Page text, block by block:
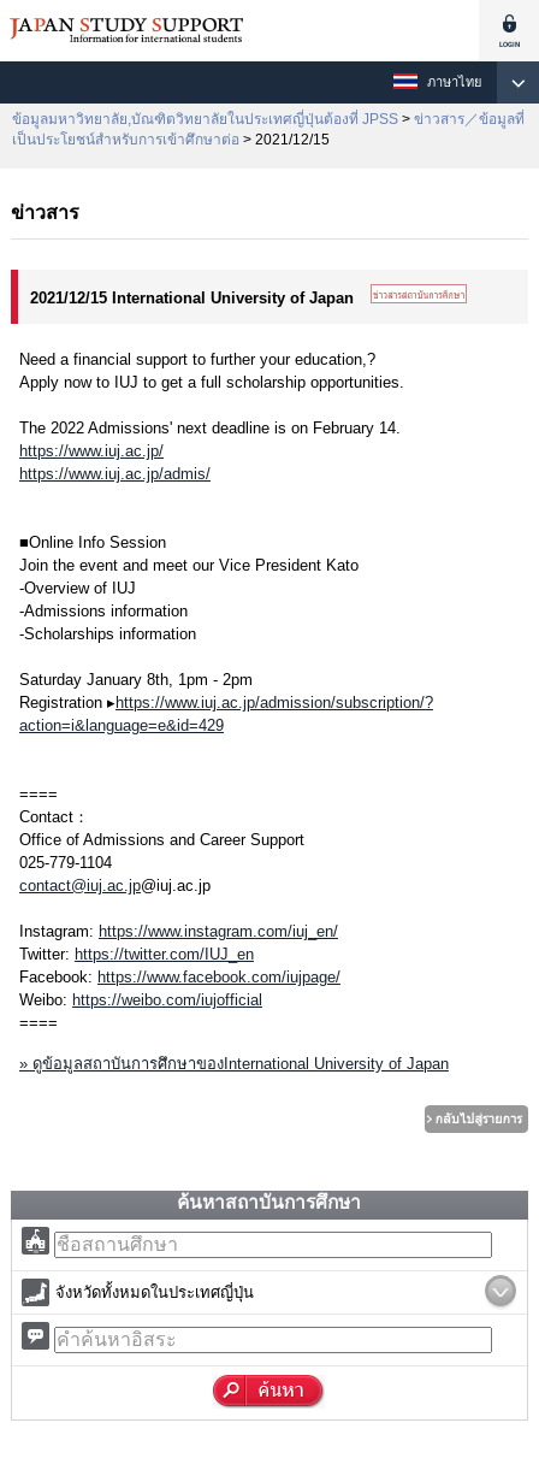
ภาษาไทย
ข้อมูลมหาวิทยาลัย,บัณฑิตวิทยาลัยในประเทศญี่ปุ่นต้องที่ JPSS > ข่าวสาร／ข้อมูลที่
เป็นประโยชน์สำหรับการเข้าศึกษาต่อ > 2021/12/15
ข่าวสาร
2021/12/15 International University of Japan
Need a financial support to further your education,?
Apply now to IUJ to get a full scholarship opportunities.
The 2022 Admissions' next deadline is on February 14.
https://www.iuj.ac.jp/
https://www.iuj.ac.jp/admis/
■Online Info Session
Join the event and meet our Vice President Kato
-Overview of IUJ
-Admissions information
-Scholarships information
Saturday January 8th, 1pm - 2pm
Registration ▸https://www.iuj.ac.jp/admission/subscription/?
action=i&language=e&id=429
====
Contact：
Office of Admissions and Career Support
025-779-1104
contact@iuj.ac.jp@iuj.ac.jp
Instagram: https://www.instagram.com/iuj_en/
Twitter: https://twitter.com/IUJ_en
Facebook: https://www.facebook.com/iujpage/
Weibo: https://weibo.com/iujofficial
====
» ดูข้อมูลสถาบันการศึกษาของInternational University of Japan
ค้นหาสถาบันการศึกษา
จังหวัดทั้งหมดในประเทศญี่ปุ่น